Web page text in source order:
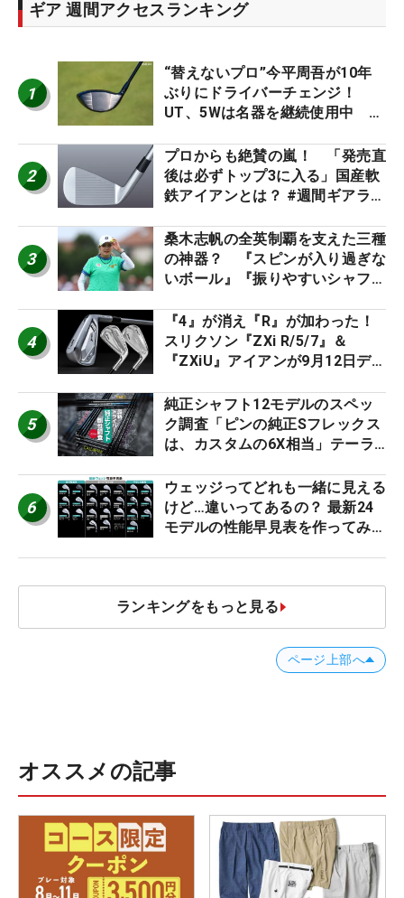
ギア 週間アクセスランキング
1
“替えないプロ”今平周吾が10年
ぶりにドライバーチェンジ！
UT、5Wは名器を継続使用中 #
2
プロからも絶賛の嵐！ 「発売直
後は必ずトップ3に入る」国産軟
鉄アイアンとは？ #週間ギアラン
3
桑木志帆の全英制覇を支えた三種
の神器？ 『スピンが入り過ぎな
いボール』『振りやすいシャフ
ー』 #女子プロセッティング
4
『4』が消え『R』が加わった！
スリクソン『ZXi R/5/7』＆
『ZXiU』アイアンが9月12日デ
5
純正シャフト12モデルのスペッ
ク調査「ピンの純正Sフレックス
は、カスタムの6X相当」テーラ
6
ウェッジってどれも一緒に見える
けど…違いってあるの？ 最新24
モデルの性能早見表を作ってみ
ランキングをもっと見る
ページ上部へ
オススメの記事